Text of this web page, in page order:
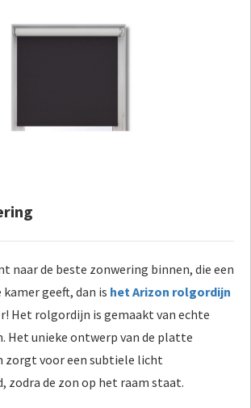
naar de beste zonwering binnen, die een
kamer geeft, dan is het Arizon rolgordijn
Het rolgordijn is gemaakt van echte
Het unieke ontwerp van de platte
zorgt voor een subtiele licht
zodra de zon op het raam staat.